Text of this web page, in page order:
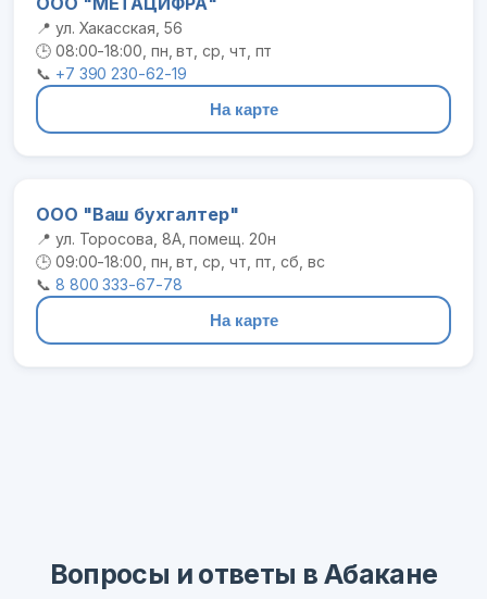
📍 ул. Хакасская, 56
🕒 08:00-18:00, пн, вт, ср, чт, пт
📞 +7 390 230-62-19
На карте
ООО "Ваш бухгалтер"
📍 ул. Торосова, 8А, помещ. 20н
🕒 09:00-18:00, пн, вт, ср, чт, пт, сб, вс
📞 8 800 333-67-78
На карте
Вопросы и ответы в Абакане